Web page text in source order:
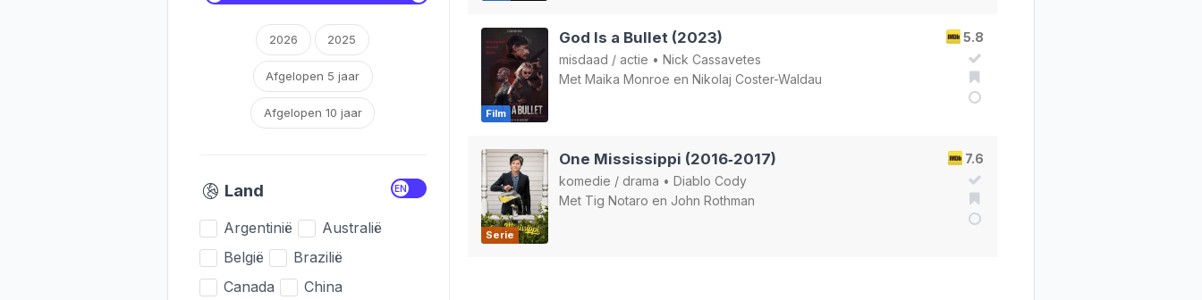
2026 2025
Afgelopen 5 jaar
Afgelopen 10 jaar
Land
Argentinië
Australië
België
Brazilië
Canada
China
Film
5.8
God Is a Bullet (2023)
misdaad / actie • Nick Cassavetes
Met Maika Monroe en Nikolaj Coster-Waldau
Serie
7.6
One Mississippi (2016‑2017)
komedie / drama • Diablo Cody
Met Tig Notaro en John Rothman